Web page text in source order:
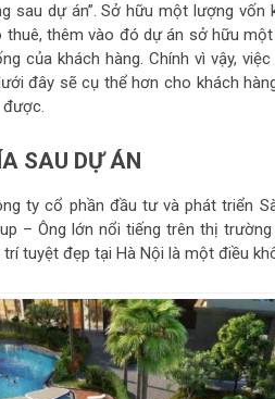
dự án”. Sở hữu một lượng vốn
thêm vào đó dự án sở hữu
của khách hàng. Chính vì vậy,
đây sẽ cụ thể hơn cho khách
được.
SAU DỰ ÁN
ty cổ phần đầu tư và phát triển
– Ông lớn nổi tiếng trên thị
tuyệt đẹp tại Hà Nội là một điều